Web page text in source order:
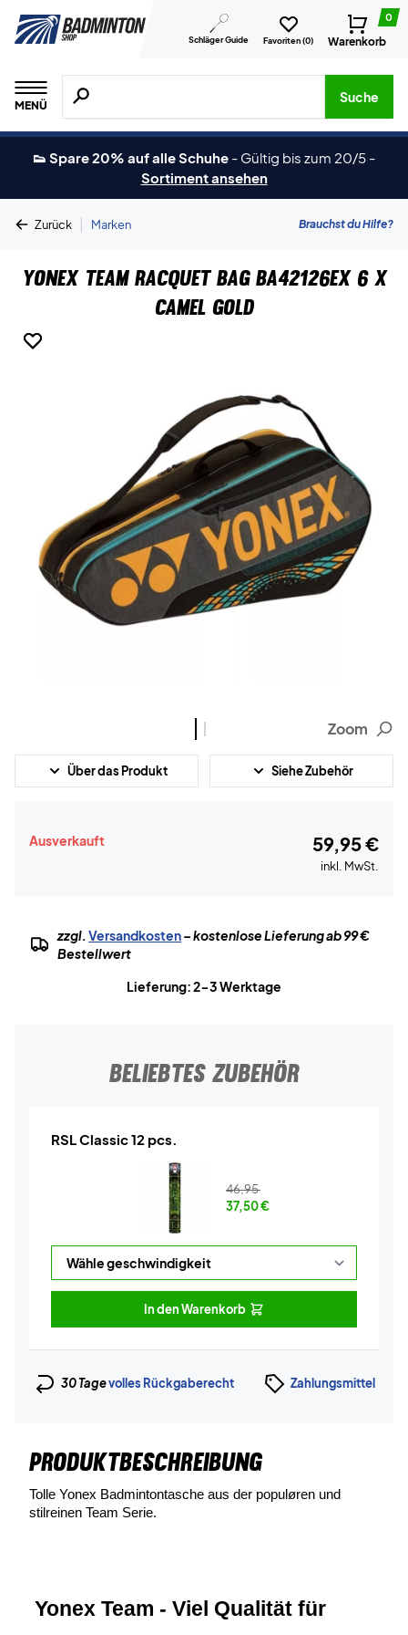
Schläger Guide Favoriten (0)
0
Warenkorb
MENÜ
Suche nach Produkten, Marken usw.
Suche
👟 Spare 20% auf alle Schuhe - Gültig bis zum 20/5 -
Sortiment ansehen
Zurück | Marken Brauchst du Hilfe?
Yonex Team Racquet Bag BA42126EX 6 X
Camel Gold
Zoom
Über das Produkt Siehe Zubehör
Ausverkauft 59,95 €
inkl. MwSt.
zzgl.Versandkosten– kostenlose Lieferung ab 99 €
Bestellwert
Lieferung: 2-3 Werktage
BELIEBTES ZUBEHÖR
RSL Classic 12 pcs.
46,95
37,50€
In den Warenkorb
30 Tagevolles Rückgaberecht Zahlungsmittel
PRODUKTBESCHREIBUNG
Tolle Yonex Badmintontasche aus der populøren und
stilreinen Team Serie.